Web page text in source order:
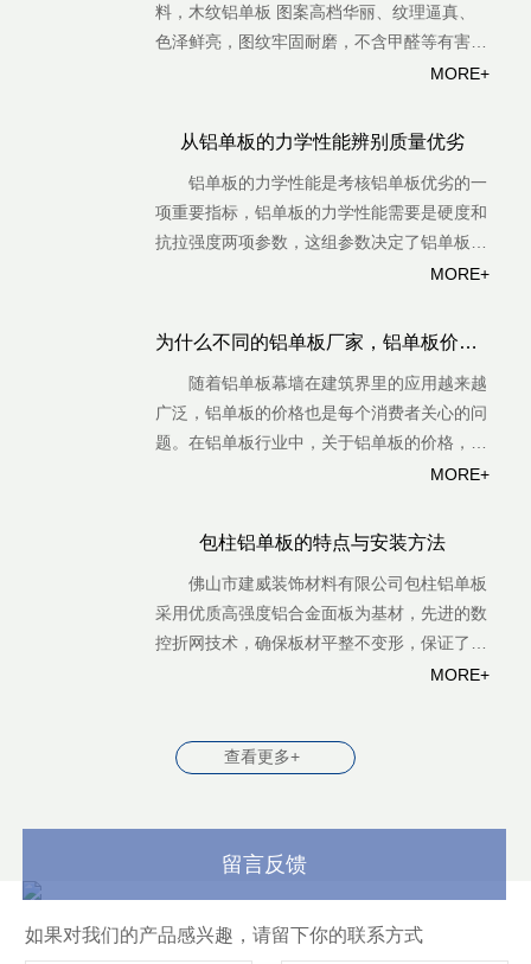
料，木纹铝单板 图案高档华丽、纹理逼真、
色泽鲜亮，图纹牢固耐磨，不含甲醛等有害气
体。有利于环保，使您不必再为装饰后油漆和
木纹铝单板品质卓越，是高档建筑装饰的首选
代很多室内外建筑都用木纹铝单板来装饰，木
纹铝单板也在现代装饰材料世界中得到很多设
计师与消费者的青睐。木纹铝单板订购热线:1
MORE+
从铝单板的力学性能辨别质量优劣
铝单板的力学性能是考核铝单板优劣的一
项重要指标，铝单板的力学性能需要是硬度和
抗拉强度两项参数，这组参数决定了铝单板在
MORE+
为什么不同的铝单板厂家，铝单板价格不一样？
随着铝单板幕墙在建筑界里的应用越来越
广泛，铝单板的价格也是每个消费者关心的问
题。在铝单板行业中，关于铝单板的价格，每
个地区各个铝单板厂家的价格是不同的，这是
不同，加工设备不同，产量也不同等的这些因
MORE+
包柱铝单板的特点与安装方法
佛山市建威装饰材料有限公司包柱铝单板
采用优质高强度铝合金面板为基材，先进的数
控折网技术，确保板材平整不变形，保证了长
MORE+
查看更多+
留言反馈
如果对我们的产品感兴趣，请留下你的联系方式